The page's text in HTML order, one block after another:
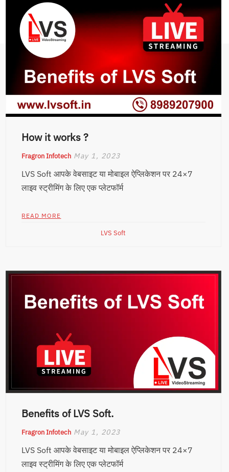
How it works ?
Fragron Infotech May 1, 2023
LVS Soft आपके वेबसाइट या मोबाइल ऐप्लिकेशन पर 24×7
लाइव स्ट्रीमिंग के लिए एक प्लेटफॉर्म
READ MORE
LVS Soft
Benefits of LVS Soft.
Fragron Infotech May 1, 2023
LVS Soft आपके वेबसाइट या मोबाइल ऐप्लिकेशन पर 24×7
लाइव स्ट्रीमिंग के लिए एक प्लेटफॉर्म